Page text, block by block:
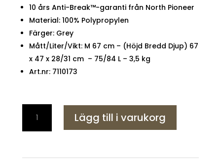
10 års Anti-Break™-garanti från North Pioneer
Material: 100% Polypropylen
Färger: Grey
Mått/Liter/Vikt: M 67 cm – (Höjd Bredd Djup) 67
x 47 x 28/31 cm – 75/84 L – 3,5 kg
Art.nr: 7110173
York
Mellan
Grey
Lägg till i varukorg